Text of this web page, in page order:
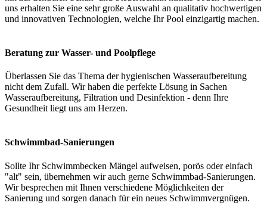
uns erhalten Sie eine sehr große Auswahl an qualitativ hochwertigen
und innovativen Technologien, welche Ihr Pool einzigartig machen.
Beratung zur Wasser- und Poolpflege
Überlassen Sie das Thema der hygienischen Wasseraufbereitung
nicht dem Zufall. Wir haben die perfekte Lösung in Sachen
Wasseraufbereitung, Filtration und Desinfektion - denn Ihre
Gesundheit liegt uns am Herzen.
Schwimmbad-Sanierungen
Sollte Ihr Schwimmbecken Mängel aufweisen, porös oder einfach
"alt" sein, übernehmen wir auch gerne Schwimmbad-Sanierungen.
Wir besprechen mit Ihnen verschiedene Möglichkeiten der
Sanierung und sorgen danach für ein neues Schwimmvergnügen.